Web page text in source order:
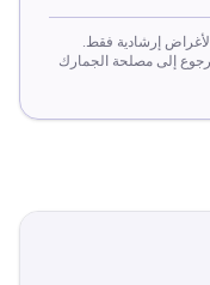
إرشادية فقط.
إلى مصلحة الجمارك